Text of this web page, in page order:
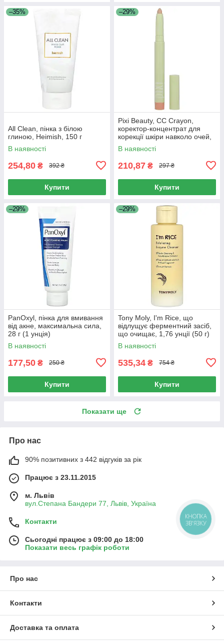
–35%
All Clean, пінка з білою
глиною, Heimish, 150 г
В наявності
254,80 ₴ 392 ₴
Купити
–29%
Pixi Beauty, CC Crayon,
коректор-концентрат для
корекції шкіри навколо очей,
1,2 г (0,04 унції)
В наявності
210,87 ₴ 297 ₴
Купити
–29%
PanOxyl, пінка для вмивання
від акне, максимальна сила,
28 г (1 унція)
В наявності
177,50 ₴ 250 ₴
Купити
–29%
Tony Moly, I'm Rice, що
відлущує ферментний засіб,
що очищає, 1,76 унції (50 г)
В наявності
535,34 ₴ 754 ₴
Купити
Показати ще
Про нас
90% позитивних з 442 відгуків за рік
Працює з 23.11.2015
м. Львів
вул.Степана Бандери 77, Львів, Україна
Контакти
Сьогодні працює з 09:00 до 18:00
Показати весь графік роботи
Про нас
Контакти
Доставка та оплата
КНОПКА
ЗВ'ЯЗКУ